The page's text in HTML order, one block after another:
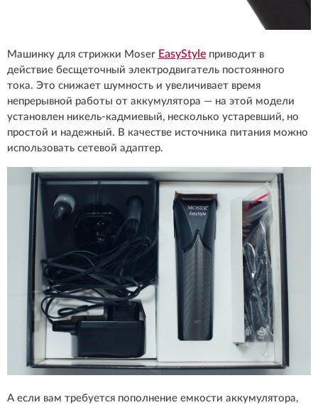
Машинку для стрижки Moser EasyStyle приводит в
действие бесщеточный электродвигатель постоянного
тока. Это снижает шумность и увеличивает время
непрерывной работы от аккумулятора — на этой модели
установлен никель-кадмиевый, несколько устаревший, но
простой и надежный. В качестве источника питания можно
использовать сетевой адаптер.
А если вам требуется пополнение емкости аккумулятора,